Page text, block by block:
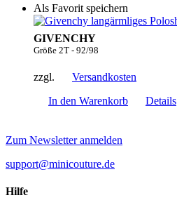
Als Favorit speichern
GIVENCHY
Größe 2T - 92/98
zzgl.
Versandkosten
In den Warenkorb
Details
Zum Newsletter anmelden
support@minicouture.de
Hilfe